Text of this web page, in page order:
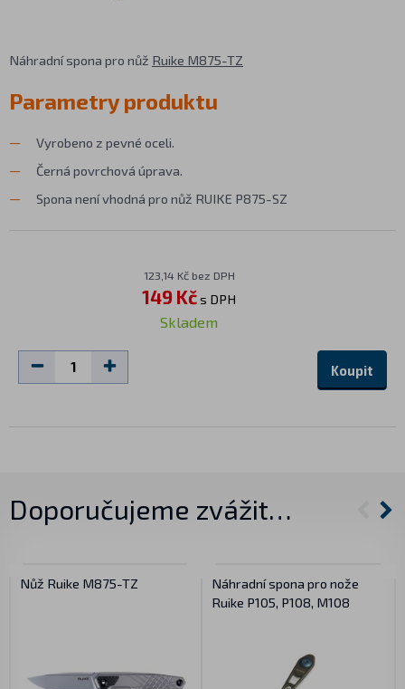
Náhradní spona pro nůž Ruike M875-TZ
Parametry produktu
Vyrobeno z pevné oceli.
Černá povrchová úprava.
Spona není vhodná pro nůž RUIKE P875-SZ
123,14 Kč bez DPH
149 Kčs DPH
Skladem
Koupit
Doporučujeme zvážit…
Nůž Ruike M875-TZ
Náhradní spona pro nože
Ruike P105, P108, M108